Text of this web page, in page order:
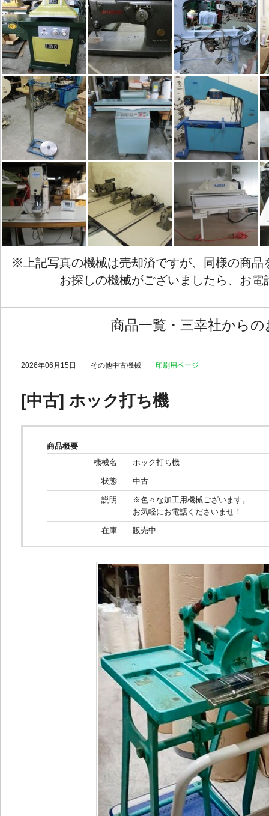
[中古]クリッカー [中古]刺繍 [中古]バンドナイフ [
[中古]延反機
動）
[中古]バンドナイフ
[
※上記写真の機械は売却済ですが、同様の商品
お探しの機械がございましたら、お
商品一覧・三幸社から
2026年06月15日 その他中古機械 印刷用ページ
[中古] ホック打ち機
商品概要
機械名
ホック打ち機
状態 中古
説明
※色々な加工用機械ございます。
お気軽にお電話くださいませ！
在庫 販売中